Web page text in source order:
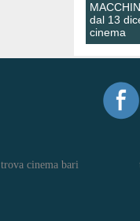
dal 13
cinema
trova cinema bari